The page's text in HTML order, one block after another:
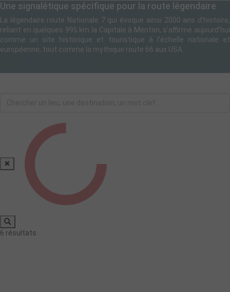
Une signalétique spécifique pour la route légendaire
La légendaire route Nationale 7 qui évoque ainsi 2000 ans d'histoire,
reliant en quelques 995 km la Capitale à Menton, s'affirme aujourd’hui
comme un site historique et touristique à l'échelle nationale et
européenne, tout comme la mythique route 66 aux USA.
✖
6 résultats